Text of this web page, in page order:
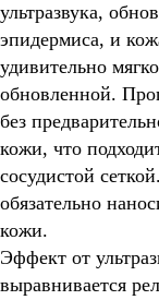
ультразвука,
эпидермиса, и
удивительно
обновленной.
без
кожи, что
сосудистой
обязательно
кожи.
Эффект от
выравнивается